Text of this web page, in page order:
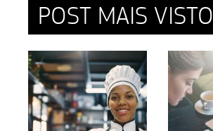
POST MAIS